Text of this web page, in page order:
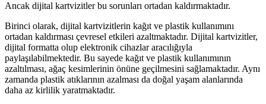
Ancak dijital kartvizitler bu sorunları ortadan kaldırmaktadır.
Birinci olarak, dijital kartvizitlerin kağıt ve plastik kullanımını
ortadan kaldırması çevresel etkileri azaltmaktadır. Dijital kartvizitler,
dijital formatta olup elektronik cihazlar aracılığıyla
paylaşılabilmektedir. Bu sayede kağıt ve plastik kullanımının
azaltılması, ağaç kesimlerinin önüne geçilmesini sağlamaktadır. Aynı
zamanda plastik atıklarının azalması da doğal yaşam alanlarında
daha az kirlilik yaratmaktadır.